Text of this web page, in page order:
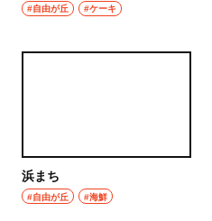
#自由が丘 #ケーキ
浜まち
#自由が丘 #海鮮